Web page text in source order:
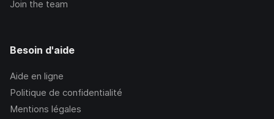
Join the team
Besoin d'aide
Aide en ligne
Politique de confidentialité
Mentions légales